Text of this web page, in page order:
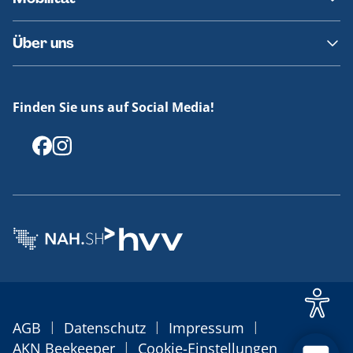
Fundsachen
Häufige Fragen
Barrierefreies Reisen
Erklärung Barrierefreiheit
Über uns
Offenlegungen
Finden Sie uns auf Social Media!
AGB | Datenschutz | Impressum |
AKN Beekeeper | Cookie-Einstellungen